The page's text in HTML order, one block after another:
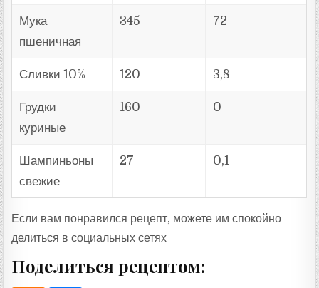
Мука
пшеничная
345 72
Сливки 10% 120 3,8
Грудки
куриные
160 0
Шампиньоны
свежие
27 0,1
Если вам понравился рецепт, можете им спокойно
делиться в социальных сетях
Поделиться рецептом: